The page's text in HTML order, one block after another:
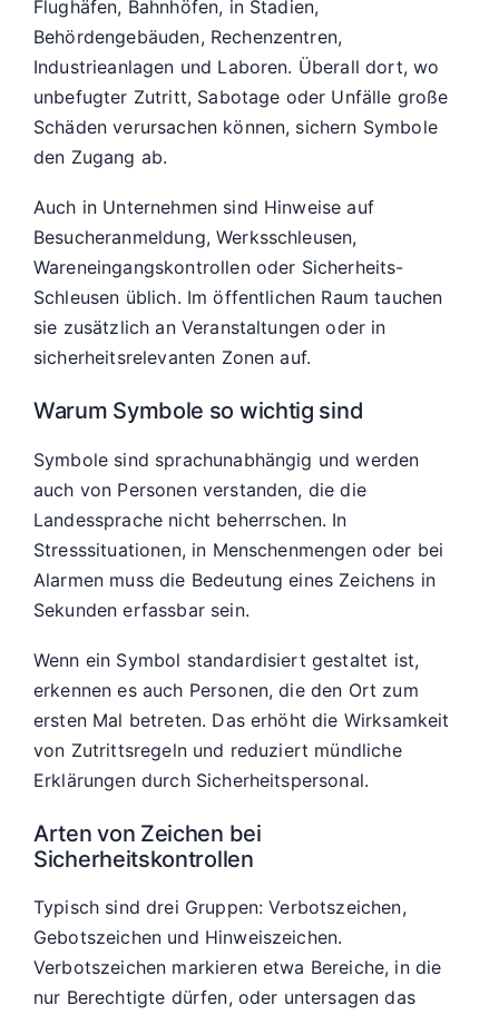
Flughäfen, Bahnhöfen, in Stadien,
Behördengebäuden, Rechenzentren,
Industrieanlagen und Laboren. Überall dort, wo
unbefugter Zutritt, Sabotage oder Unfälle große
Schäden verursachen können, sichern Symbole
den Zugang ab.
Auch in Unternehmen sind Hinweise auf
Besucheranmeldung, Werksschleusen,
Wareneingangskontrollen oder Sicherheits-
Schleusen üblich. Im öffentlichen Raum tauchen
sie zusätzlich an Veranstaltungen oder in
sicherheitsrelevanten Zonen auf.
Warum Symbole so wichtig sind
Symbole sind sprachunabhängig und werden
auch von Personen verstanden, die die
Landessprache nicht beherrschen. In
Stresssituationen, in Menschenmengen oder bei
Alarmen muss die Bedeutung eines Zeichens in
Sekunden erfassbar sein.
Wenn ein Symbol standardisiert gestaltet ist,
erkennen es auch Personen, die den Ort zum
ersten Mal betreten. Das erhöht die Wirksamkeit
von Zutrittsregeln und reduziert mündliche
Erklärungen durch Sicherheitspersonal.
Arten von Zeichen bei
Sicherheitskontrollen
Typisch sind drei Gruppen: Verbotszeichen,
Gebotszeichen und Hinweiszeichen.
Verbotszeichen markieren etwa Bereiche, in die
nur Berechtigte dürfen, oder untersagen das